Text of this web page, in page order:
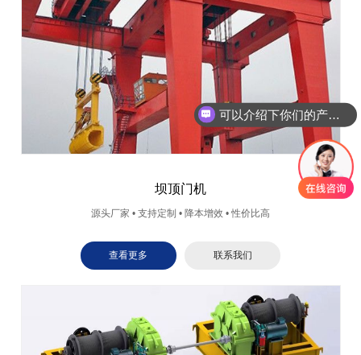
坝顶门机
源头厂家 • 支持定制 • 降本增效 • 性价比高
查看更多 联系我们
可以介绍下你们的产品么
你们是怎么收费的呢